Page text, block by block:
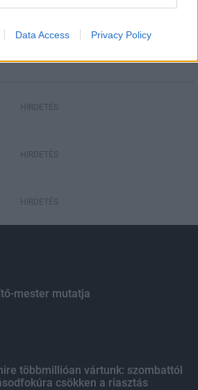
Data Access Privacy Policy
megye
HIRDETÉS
HIRDETÉS
HIRDETÉS
mester mutatja
többmillióan vártunk: szombattól
csökken a riasztás